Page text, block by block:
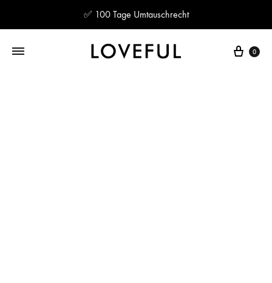
✅ 100 Tage Umtauschrecht
0